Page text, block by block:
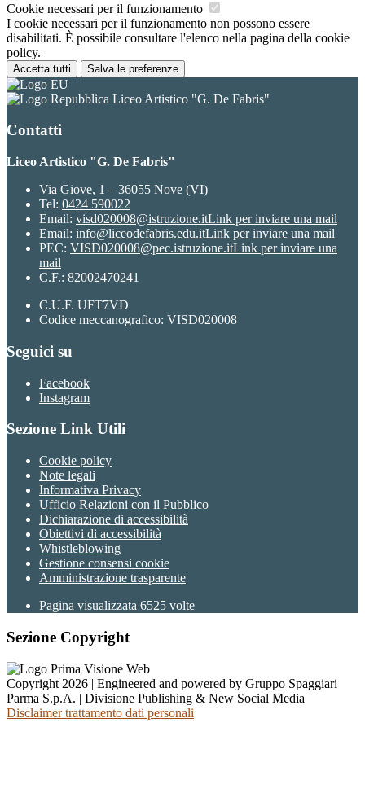
Cookie necessari per il funzionamento
I cookie necessari per il funzionamento non possono essere
disabilitati. È possibile consultare l'elenco nella pagina della cookie
policy.
Accetta tutti Salva le preferenze
Liceo Artistico "G. De Fabris"
Contatti
Liceo Artistico "G. De Fabris"
Via Giove, 1 – 36055 Nove (VI)
Tel: 0424 590022
Email: visd020008@istruzione.itLink per inviare una mail
Email: info@liceodefabris.edu.itLink per inviare una mail
PEC: VISD020008@pec.istruzione.itLink per inviare una
mail
C.F.: 82002470241
C.U.F. UFT7VD
Codice meccanografico: VISD020008
Seguici su
Facebook
Instagram
Sezione Link Utili
Cookie policy
Note legali
Informativa Privacy
Ufficio Relazioni con il Pubblico
Dichiarazione di accessibilità
Obiettivi di accessibilità
Whistleblowing
Gestione consensi cookie
Amministrazione trasparente
Pagina visualizzata 6525 volte
Sezione Copyright
Copyright 2026 | Engineered and powered by Gruppo Spaggiari
Parma S.p.A. | Divisione Publishing & New Social Media
Disclaimer trattamento dati personali